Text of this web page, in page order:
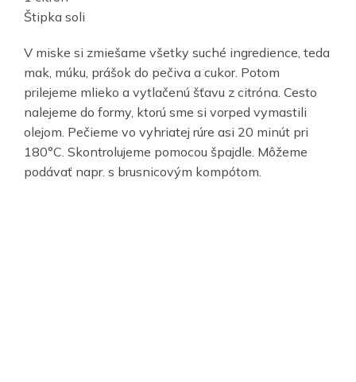
Štipka soli
V miske si zmiešame všetky suché ingredience, teda
mak, múku, prášok do pečiva a cukor. Potom
prilejeme mlieko a vytlačenú šťavu z citróna. Cesto
nalejeme do formy, ktorú sme si vorped vymastili
olejom. Pečieme vo vyhriatej rúre asi 20 minút pri
180°C. Skontrolujeme pomocou špajdle. Môžeme
podávať napr. s brusnicovým kompótom.